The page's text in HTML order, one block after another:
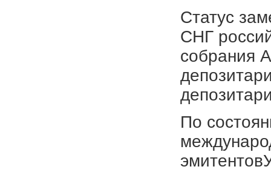
Статус
СНГ
собрания
По